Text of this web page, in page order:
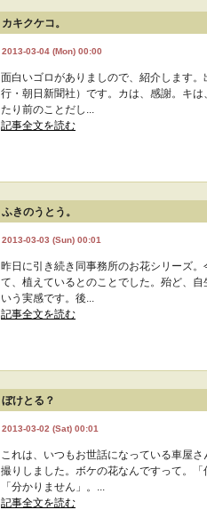
カキクケコ。
2013-03-04 (Mon) 00:00
面白いゴロがありましので、紹介します
行・朝日新聞社）です。カは、感謝。キ
たり前のことだし...
記事全文を読む
ふきのうとう。
2013-03-03 (Sun) 00:01
昨日に引き続き同事務所のお花シリーズ
て、植えているとのことでした。殆ど、
いう実感です。後...
記事全文を読む
ぼけとる？
2013-03-02 (Sat) 00:01
これは、いつもお世話になっている車屋
撮りしました。ボケの花なんですって。
「分かりません」。...
記事全文を読む